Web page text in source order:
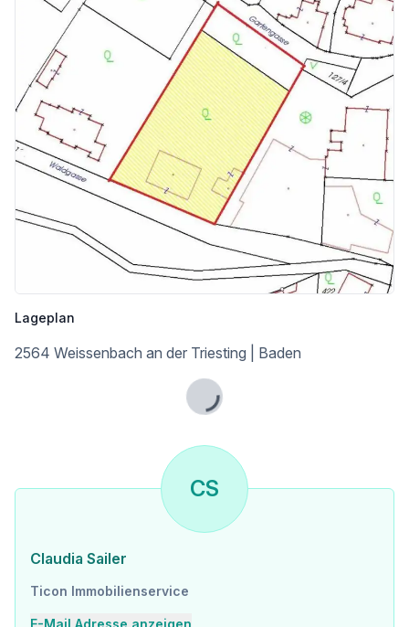
Kinder & Schulen
Schule <500m
Kindergarten <750m
Nahversorgung
Supermarkt <250m
Bäckerei <7.000m
Sonstige
Geldautomat <250m
Bank <250m
Post <1.000m
Polizei <250m
Verkehr
Bahnhof <750m
Autobahnanschluss <9.750m
Angaben Entfernung Luftlinie / Quelle: OpenStreetMap
Lageplan
2564 Weissenbach an der Triesting | Baden
Lade...
CS
Claudia Sailer
Ticon Immobilienservice
E-Mail Adresse anzeigen